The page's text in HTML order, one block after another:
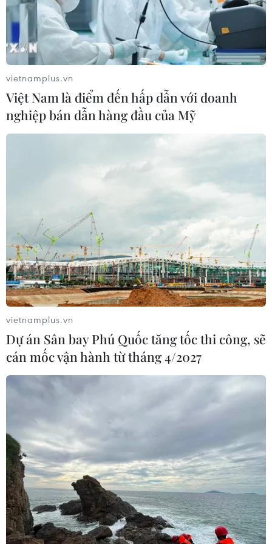
TIN CÙNG CHUYÊN MỤC
Bánh xèo tôm nhảy - món ăn phải
thử khi đến Quy Nhơn
07/08/2026 00:00
Trình diễn, chế biến bún kèn Hà
Tiên: Lan tỏa tinh hoa ẩm thực Nam
vietnamplus.vn
Việt Nam là điểm đến hấp dẫn với doanh
nghiệp bán dẫn hàng đầu của Mỹ
vietnamplus.vn
Dự án Sân bay Phú Quốc tăng tốc thi công, sẽ
cán mốc vận hành từ tháng 4/2027